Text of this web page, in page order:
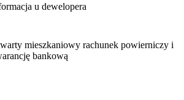
u dewelopera
mieszkaniowy rachunek powierniczy i
bankową